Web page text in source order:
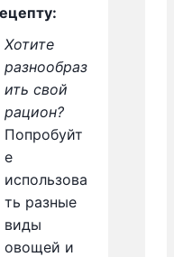
Хотите
разнообраз
ить свой
рацион?
Попробуйт
е
использова
ть разные
виды
овощей и